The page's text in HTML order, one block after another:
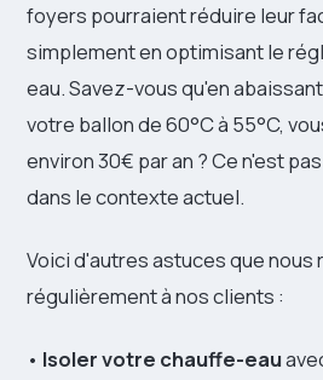
foyers pourraient réduire leur
simplement en optimisant le
eau. Savez-vous qu'en
votre ballon de 60°C à 55°C,
environ 30€ par an ? Ce n'est
dans le contexte actuel.
Voici d'autres astuces que nous
régulièrement à nos clients :
• Isoler votre chauffe-eau